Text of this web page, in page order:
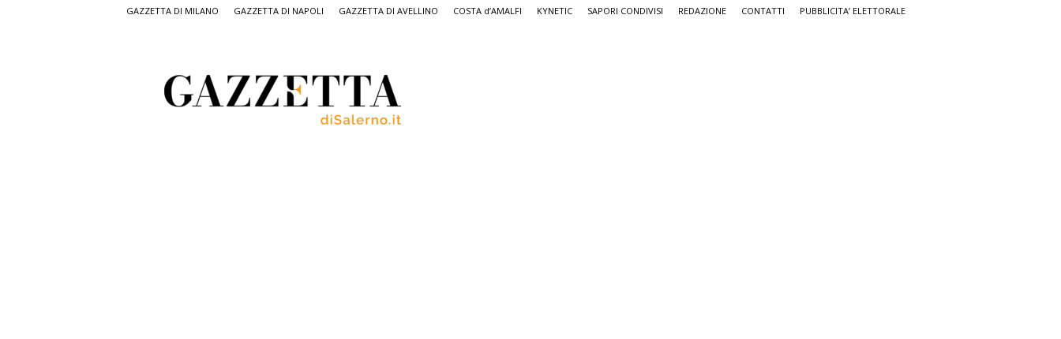
GAZZETTA DI MILANO GAZZETTA DI NAPOLI GAZZETTA DI AVELLINO COSTA d’AMALFI KYNETIC SAPORI CONDIVISI REDAZIONE CONTATTI PUBBLICITA’ ELETTORALE
Salerno,
il
quotidiano